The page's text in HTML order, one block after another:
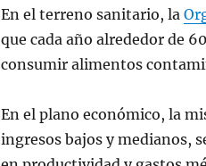
En el terreno sanitario, la
que cada año alrededor de
consumir alimentos
En el plano económico, la
ingresos bajos y medianos,